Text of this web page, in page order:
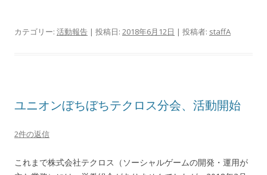
カテゴリー: 活動報告 | 投稿日: 2018年6月12日 | 投稿者: staffA
ユニオンぼちぼちテクロス分会、活動開始
2件の返信
これまで株式会社テクロス（ソーシャルゲームの開発・運用が